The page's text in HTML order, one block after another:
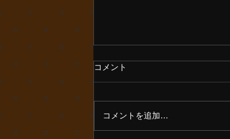
朝晩寒く感じます
お彼岸ですが彼岸花が全く咲きま
コメント
コメントを追加…